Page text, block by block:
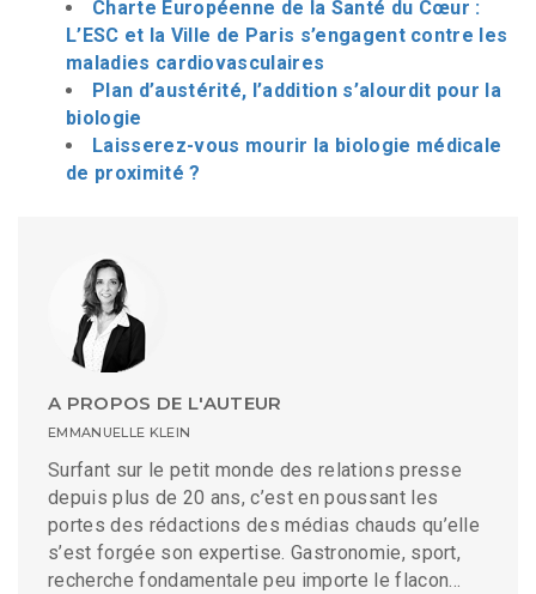
Charte Européenne de la Santé du Cœur :
L’ESC et la Ville de Paris s’engagent contre les
maladies cardiovasculaires
Plan d’austérité, l’addition s’alourdit pour la
biologie
Laisserez-vous mourir la biologie médicale
de proximité ?
A PROPOS DE L'AUTEUR
EMMANUELLE KLEIN
Surfant sur le petit monde des relations presse
depuis plus de 20 ans, c’est en poussant les
portes des rédactions des médias chauds qu’elle
s’est forgée son expertise. Gastronomie, sport,
recherche fondamentale peu importe le flacon…